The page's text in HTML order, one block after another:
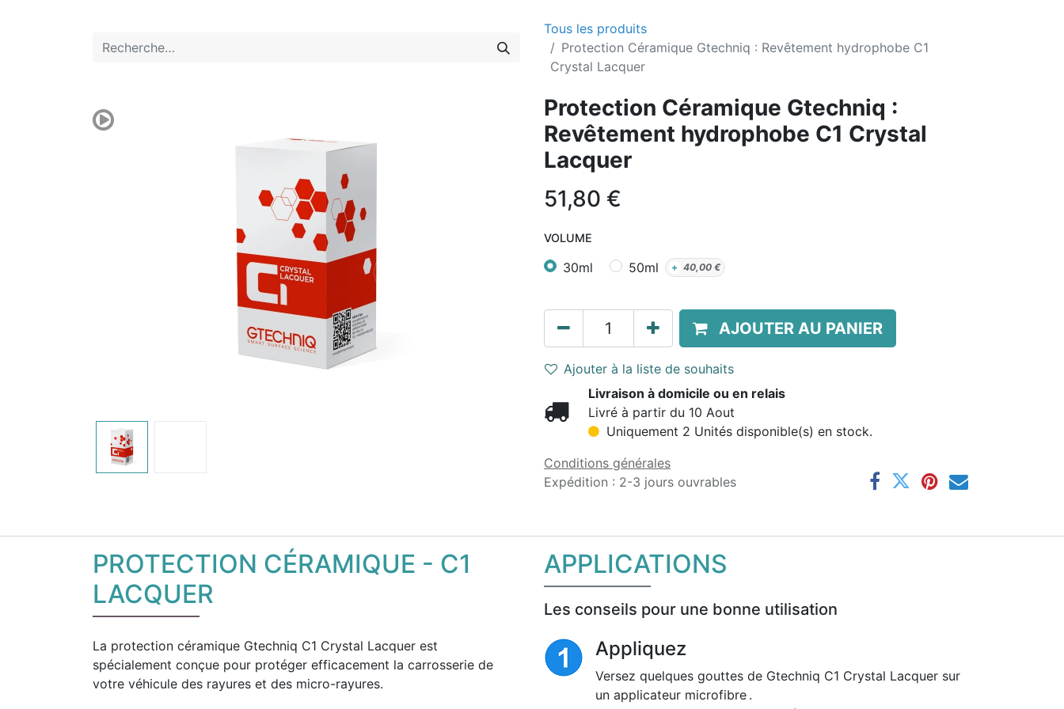
Tous les produits
Protection Céramique Gtechniq : Revêtement hydrophobe C1
Crystal Lacquer
Protection Céramique Gtechniq :
Revêtement hydrophobe C1 Crystal
Lacquer
51,80 €
VOLUME
30ml 50ml + 40,00 €
AJOUTER AU PANIER
Ajouter à la liste de souhaits
Livraison à domicile ou en relais
Livré à partir du 10 Aout
Uniquement 2 Unités disponible(s) en stock.
Conditions générales
Expédition : 2-3 jours ouvrables
PROTECTION CÉRAMIQUE - C1
LACQUER
La protection céramique Gtechniq C1 Crystal Lacquer est
spécialement conçue pour protéger efficacement la carrosserie de
votre véhicule des rayures et des micro-rayures.
APPLICATIONS
Les conseils pour une bonne utilisation
Appliquez
Versez quelques gouttes de Gtechniq C1 Crystal Lacquer sur
un applicateur microfibre .